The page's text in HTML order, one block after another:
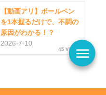
【動画アリ】ボールペン
を1本握るだけで、不調の
原因がわかる！？
2026-7-10
45 Viewsmenu